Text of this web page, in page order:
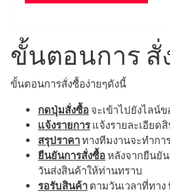
ขั้นตอนการ สั่
ขั้นตอนการสั่งซื้อง่ายๆดังนี้
กดปุ่มสั่งซื้อ จะเข้าไปยังไลน์ข
แจ้งรายการแจ้งรายละเอียด
สรุปราคาทางทีมงานจะทำก
ยืนยันการสั่งซื้อหลังจากยืนยั
วันส่งสินค้าให้ท่านทราบ
รอรับสินค้า ตามวันเวลาที่ทา